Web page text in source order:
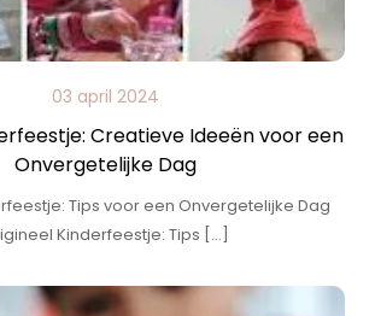
03 april 2024
Creatieve Ideeën voor een
Onvergetelijke Dag
Tips voor een Onvergetelijke Dag
Kinderfeestje: Tips […]